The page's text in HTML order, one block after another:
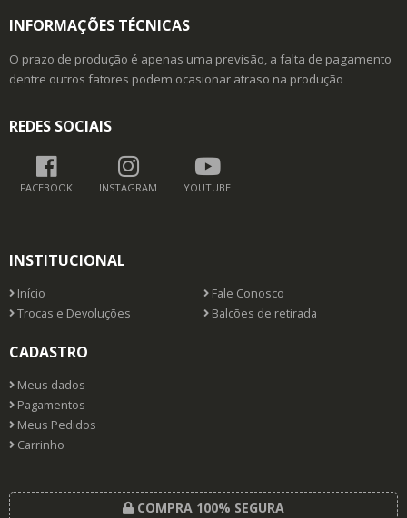
INFORMAÇÕES TÉCNICAS
O prazo de produção é apenas uma previsão, a falta de pagamento
dentre outros fatores podem ocasionar atraso na produção
REDES SOCIAIS
FACEBOOK INSTAGRAM YOUTUBE
INSTITUCIONAL
Início
Fale Conosco
Trocas e Devoluções
Balcões de retirada
CADASTRO
Meus dados
Pagamentos
Meus Pedidos
Carrinho
COMPRA 100% SEGURA